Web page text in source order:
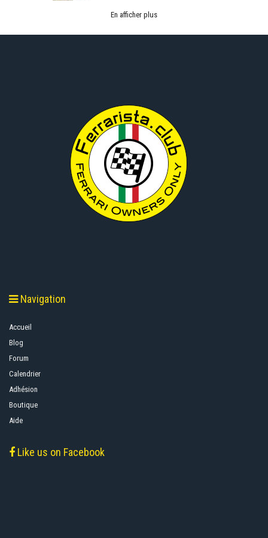
En afficher plus
Navigation
Accueil
Blog
Forum
Calendrier
Adhésion
Boutique
Aide
Like us on Facebook